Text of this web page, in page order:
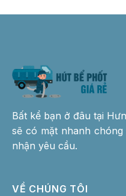
Bất kể bạn ở đâu tại
sẽ có mặt nhanh
nhận yêu cầu.
VỀ CHÚNG TÔI